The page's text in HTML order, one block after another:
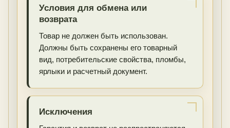
Условия для обмена или
возврата
Товар не должен быть использован.
Должны быть сохранены его товарный
вид, потребительские свойства, пломбы,
ярлыки и расчетный документ.
Исключения